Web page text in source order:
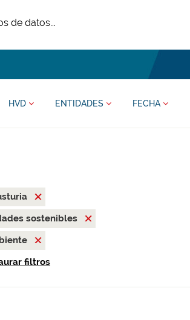
HVD ENTIDADES FECHA
sostenibles
filtros